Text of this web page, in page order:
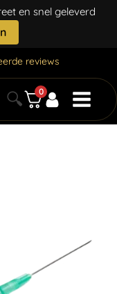
en snel geleverd
reviews
🔍 0